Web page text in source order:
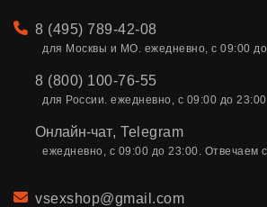
Телефон
8 (495) 789-42-08
для Москвы и МО. ежедневно, с 09:00
8 (800) 100-76-55
для России. ежедневно, с 09:00 до 23:00
Онлайн-чат, Telegram
ежедневно, с 09:00 до 23:00. Отвечаем
Email
vsexshop@gmail.com